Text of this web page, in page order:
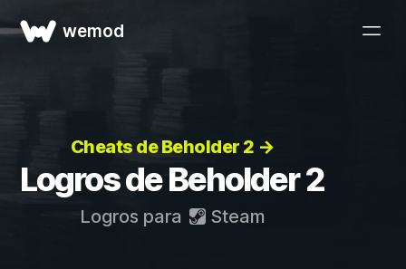
wemod
Cheats de Beholder 2 →
Logros de Beholder 2
Logros para Steam